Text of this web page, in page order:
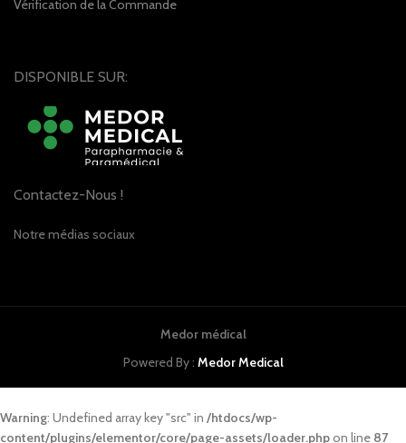
Vérification de la Commande
DISPONIBLE SUR:
Contactez-Nous !
Notre médias sociaux
Medor médical
Powered By : Medor Medical
Warning: Undefined array key "src" in /htdocs/wp-
content/plugins/elementor/core/page-assets/loader.phpon line 87